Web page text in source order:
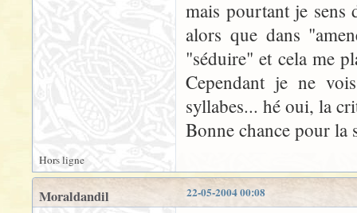
mais pourtant je
alors que dans
"séduire" et cela me
Cependant je ne
syllabes... hé oui, la
Bonne chance pour la
Hors ligne
22-05-2004 00:08
Moraldandil